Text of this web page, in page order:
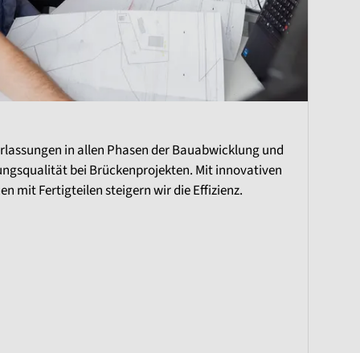
in allen Phasen der Bauabwicklung und
bei Brückenprojekten. Mit innovativen
mit Fertigteilen steigern wir die Effizienz.